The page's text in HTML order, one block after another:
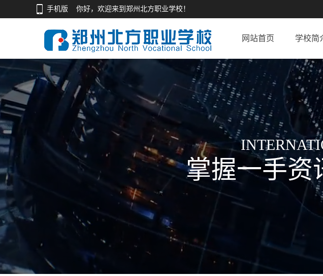
手机版 你好，欢迎来到郑州北方职业学校！
网站首页 学校简
掌握一手资